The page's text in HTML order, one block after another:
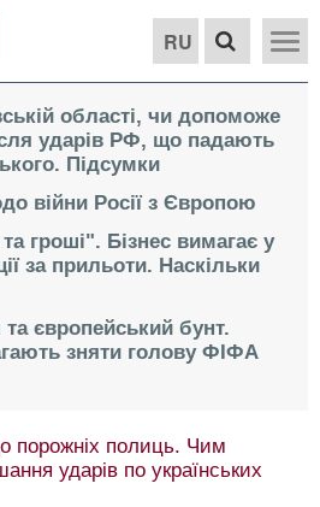
RU
області, чи допоможе
ударів РФ, що падають
Підсумки
війни Росії з Європою
гроші". Бізнес вимагає у
за прильоти. Наскільки
європейський бунт.
зняти голову ФІФА
порожніх полиць. Чим
ударів по українських